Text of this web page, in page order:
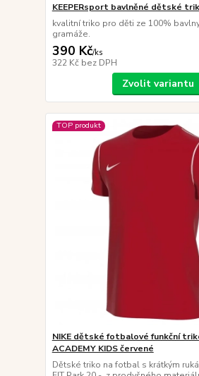
KEEPERsport bavlněné dětské
kvalitní triko pro děti ze 100%
gramáže.
390 Kč/ks
322 Kč bez DPH
Zvolit variantu
TOP produkt
NIKE dětské fotbalové funkční
ACADEMY KIDS červené
Dětské triko na fotbal s krátkým